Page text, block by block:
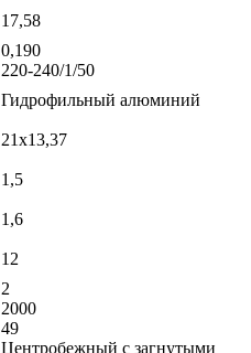
17,58
0,190
220-240/1/50
Гидрофильный алюминий
21x13,37
1,5
1,6
12
2
2000
49
Центробежный с загнутыми